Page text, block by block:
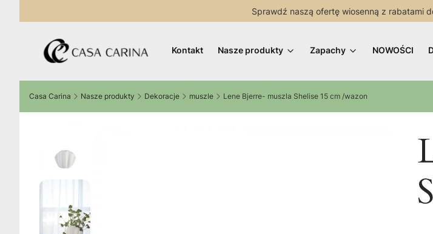
Sprawdź naszą ofertę wiosenną z rabatami
Kontakt Nasze produkty Zapachy NOWOŚCI
Casa Carina Nasze produkty Dekoracje muszle Lene Bjerre- muszla Shelise 15 cm /wazon